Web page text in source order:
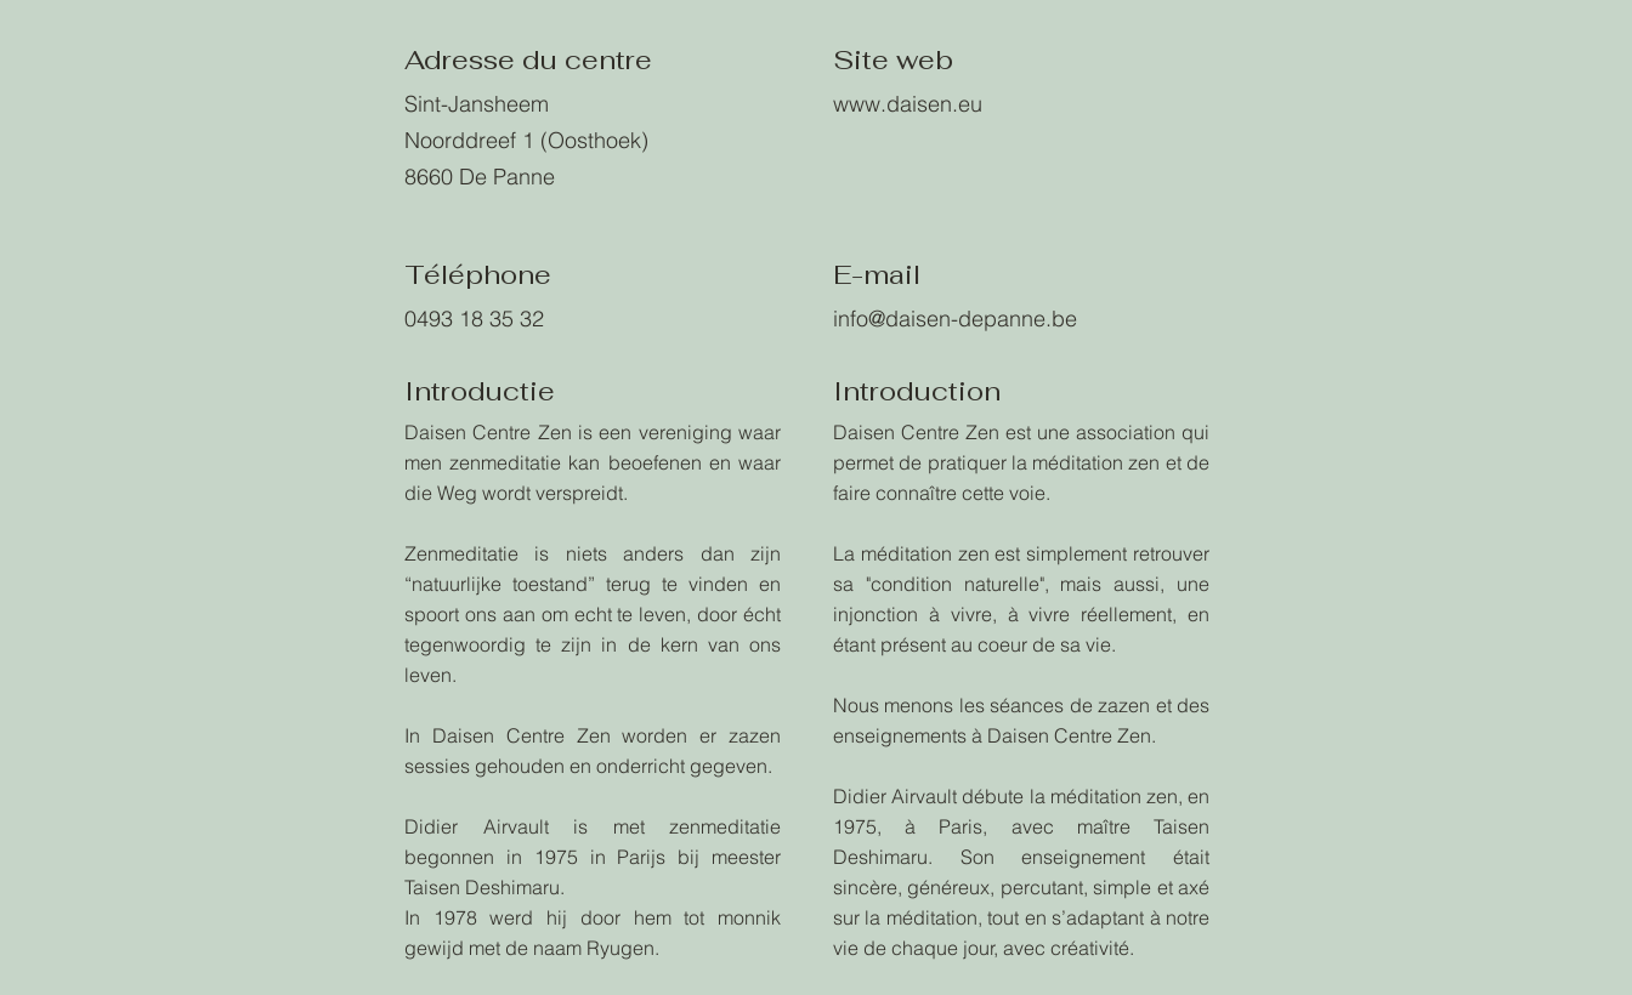
Adresse du centre
Sint-Jansheem
Noorddreef 1 (Oosthoek)
8660 De Panne
Site web
www.daisen.eu
Téléphone
0493 18 35 32
E-mail
info@daisen-depanne.be
Introductie
Daisen Centre Zen is een vereniging waar
men zenmeditatie kan beoefenen en waar
die Weg wordt verspreidt.
Zenmeditatie is niets anders dan zijn
“natuurlijke toestand” terug te vinden en
spoort ons aan om echt te leven, door écht
tegenwoordig te zijn in de kern van ons
leven.
In Daisen Centre Zen worden er zazen
sessies gehouden en onderricht gegeven.
Didier Airvault is met zenmeditatie
begonnen in 1975 in Parijs bij meester
Taisen Deshimaru.
In 1978 werd hij door hem tot monnik
gewijd met de naam Ryugen.
Introduction
Daisen Centre Zen est une association qui
permet de pratiquer la méditation zen et de
faire connaître cette voie.
La méditation zen est simplement retrouver
sa "condition naturelle", mais aussi, une
injonction à vivre, à vivre réellement, en
étant présent au coeur de sa vie.
Nous menons les séances de zazen et des
enseignements à Daisen Centre Zen.
Didier Airvault débute la méditation zen, en
1975, à Paris, avec maître Taisen
Deshimaru. Son enseignement était
sincère, généreux, percutant, simple et axé
sur la méditation, tout en s’adaptant à notre
vie de chaque jour, avec créativité.